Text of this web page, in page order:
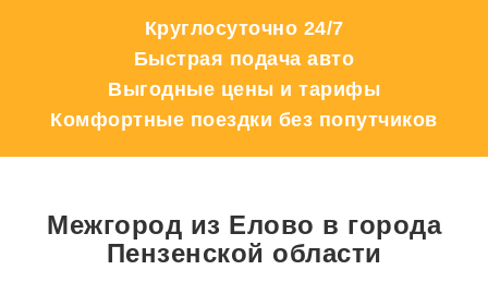
Круглосуточно 24/7
Быстрая подача авто
Выгодные цены и тарифы
Комфортные поездки без попутчиков
Межгород из Елово в города
Пензенской области